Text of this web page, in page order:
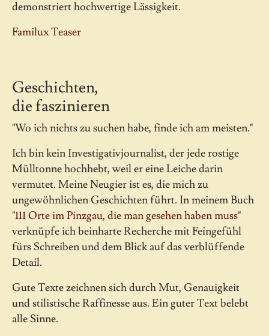
demonstriert hochwertige Lässigkeit.
Familux Teaser
Geschichten,
die faszinieren
"Wo ich nichts zu suchen habe, finde ich am meisten."
Ich bin kein Investigativjournalist, der jede rostige
Mülltonne hochhebt, weil er eine Leiche darin
vermutet. Meine Neugier ist es, die mich zu
ungewöhnlichen Geschichten führt. In meinem Buch
"111 Orte im Pinzgau, die man gesehen haben muss"
verknüpfe ich beinharte Recherche mit Feingefühl
fürs Schreiben und dem Blick auf das verblüffende
Detail.
Gute Texte zeichnen sich durch Mut, Genauigkeit
und stilistische Raffinesse aus. Ein guter Text belebt
alle Sinne.